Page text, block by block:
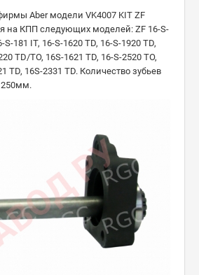
Aber модели VK4007 KIT ZF
на КПП следующих моделей: ZF 16-S-
S-181 IT, 16-S-1620 TD, 16-S-1920 TD,
TD/TO, 16S-1621 TD, 16-S-2520 TO,
TD, 16S-2331 TD. Количество зубьев
250мм.